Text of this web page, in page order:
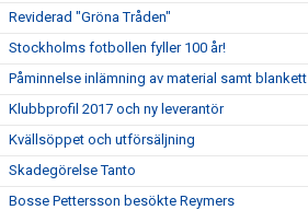
Reviderad "Gröna Tråden"
Stockholms fotbollen fyller 100 år!
Påminnelse inlämning av material samt blankett
Klubbprofil 2017 och ny leverantör
Kvällsöppet och utförsäljning
Skadegörelse Tanto
Bosse Pettersson besökte Reymers